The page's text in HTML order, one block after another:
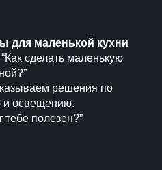
для маленькой кухни
сделать маленькую
решения по
и освещению.
тебе полезен?”